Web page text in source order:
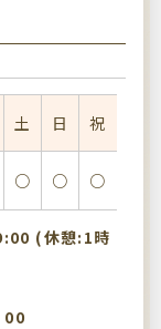
土 日 祝
○ ○ ○
(休憩:1時
00